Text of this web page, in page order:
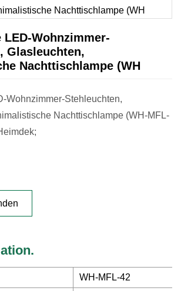
LED-Wohnzimmer-
Glasleuchten,
Nachttischlampe (WH
Wohnzimmer-Stehleuchten,
Nachttischlampe (WH-MFL-
WH-MFL-42